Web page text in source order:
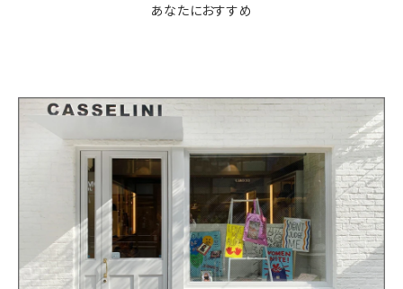
あなたにおすすめ